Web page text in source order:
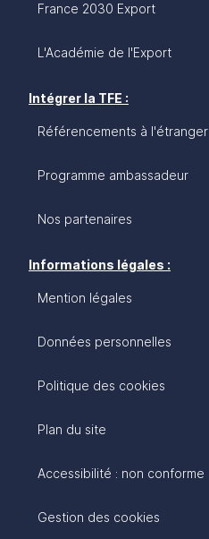
France 2030 Export
L'Académie de l'Export
Intégrer la TFE :
Référencements à l'étranger
Programme ambassadeur
Nos partenaires
Informations légales :
Mention légales
Données personnelles
Politique des cookies
Plan du site
Accessibilité : non conforme
Gestion des cookies